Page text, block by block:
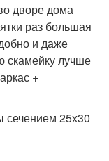
дворе дома
раз большая
и даже
скамейку лучше
+
сечением 25х30